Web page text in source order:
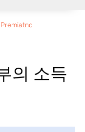
Premiatnc
의 소득